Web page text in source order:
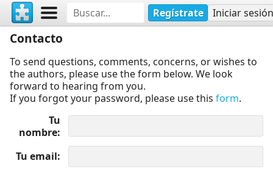
Regístrate Iniciar sesión
Contacto
To send questions, comments, concerns, or wishes to
the authors, please use the form below. We look
forward to hearing from you.
If you forgot your password, please use this form.
Tu
nombre
Tu email